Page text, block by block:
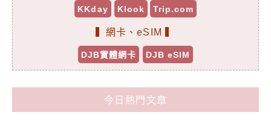
KKday Klook Trip.com
▍網卡、eSIM ▍
DJB實體網卡 DJB eSIM
今日熱門文章